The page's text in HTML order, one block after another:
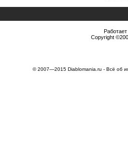
Copyright
© 2007—2015 Diablomania.ru - Всё об